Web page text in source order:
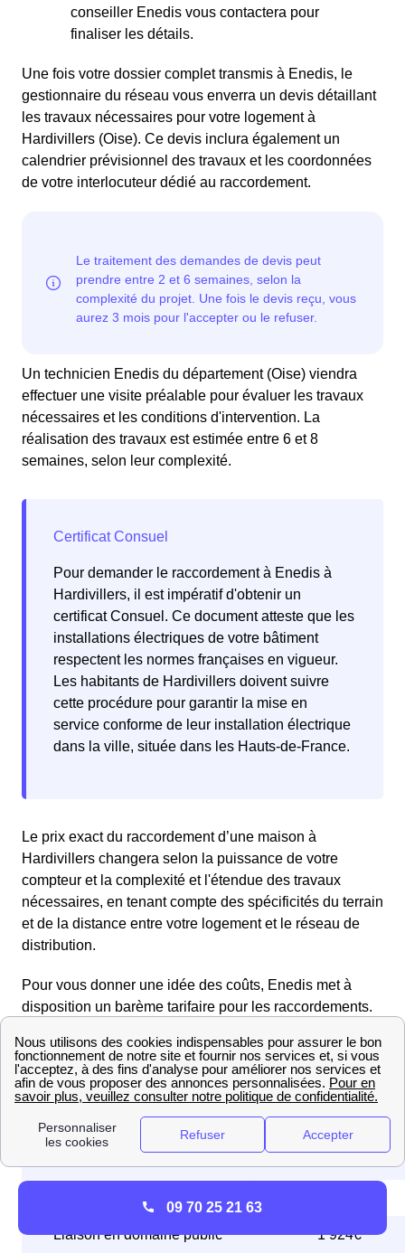
conseiller Enedis vous contactera pour
finaliser les détails.
Une fois votre dossier complet transmis à Enedis, le
gestionnaire du réseau vous enverra un devis détaillant
les travaux nécessaires pour votre logement à
Hardivillers (Oise). Ce devis inclura également un
calendrier prévisionnel des travaux et les coordonnées
de votre interlocuteur dédié au raccordement.
Un technicien Enedis du département (Oise) viendra
effectuer une visite préalable pour évaluer les travaux
nécessaires et les conditions d'intervention. La
réalisation des travaux est estimée entre 6 et 8
semaines, selon leur complexité.
Pour demander le raccordement à Enedis à
Hardivillers, il est impératif d'obtenir un
certificat Consuel. Ce document atteste que les
installations électriques de votre bâtiment
respectent les normes françaises en vigueur.
Les habitants de Hardivillers doivent suivre
cette procédure pour garantir la mise en
service conforme de leur installation électrique
dans la ville, située dans les Hauts-de-France.
Le prix exact du raccordement d’une maison à
Hardivillers changera selon la puissance de votre
compteur et la complexité et l'étendue des travaux
nécessaires, en tenant compte des spécificités du terrain
et de la distance entre votre logement et le réseau de
distribution.
Pour vous donner une idée des coûts, Enedis met à
disposition un barème tarifaire pour les raccordements.
Grille tarifaire pour un branchement au
électrique par Enedis inf. 36kVA
🔌 Type de branchement Prix HT en €
Liaison en domaine public 1 924€
09 70 25 21 63